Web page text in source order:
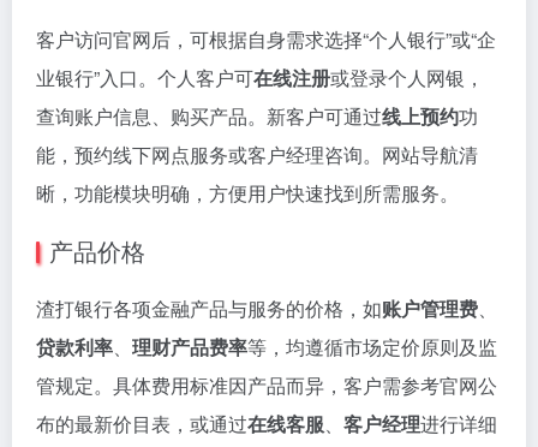
客户访问官网后，可根据自身需求选择“个人银行”或“企
业银行”入口。个人客户可在线注册或登录个人网银，
查询账户信息、购买产品。新客户可通过线上预约功
能，预约线下网点服务或客户经理咨询。网站导航清
晰，功能模块明确，方便用户快速找到所需服务。
产品价格
渣打银行各项金融产品与服务的价格，如账户管理费、
贷款利率、 理财产品费率等，均遵循市场定价原则及监
管规定。具体费用标准因产品而异，客户需参考官网公
布的最新价目表，或通过在线客服、 客户经理进行详细